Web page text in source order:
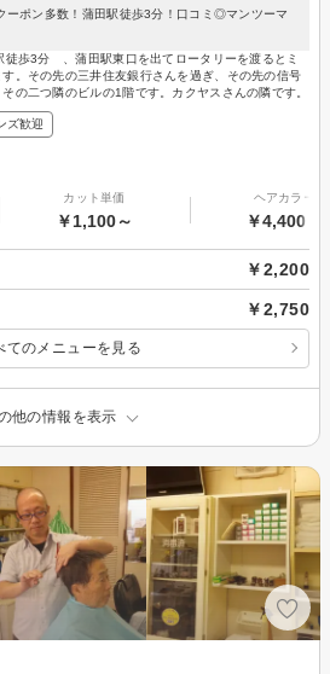
ーポン多数！蒲田駅徒歩3分！口コミ◎マンツーマ
徒歩3分 、蒲田駅東口を出てロータリーを渡るとミ
。その先の三井住友銀行さんを過ぎ、その先の信号
の二つ隣のビルの1階です。カクヤスさんの隣です。
ズ歓迎
カット単価
￥1,100～
ヘアカラー
￥4,400～
￥2,200
￥2,750
てのメニューを見る
他の情報を表示